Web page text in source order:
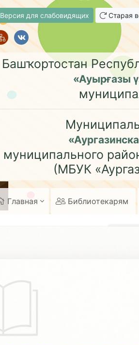
Версия для слабовидящих Старая
Башҡортостан
«Ауырғазы
муниципального
(МБУК
Главная Библиотекарям